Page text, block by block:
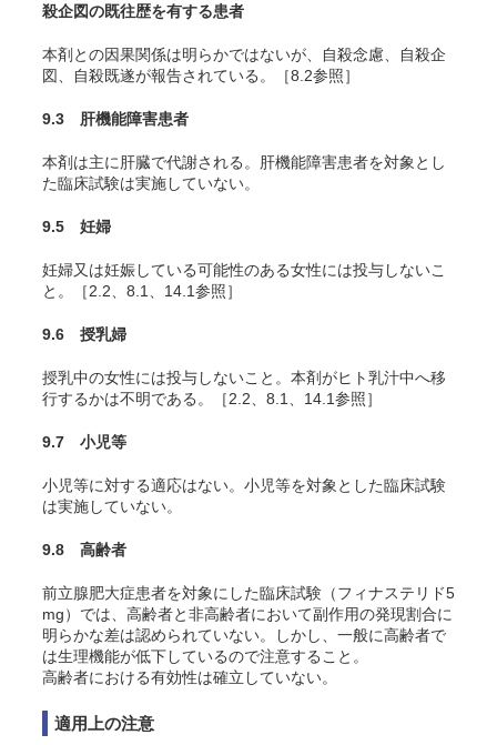
殺企図の既往歴を有する患者
本剤との因果関係は明らかではないが、自殺念慮、自殺企
図、自殺既遂が報告されている。［8.2参照］
9.3 肝機能障害患者
本剤は主に肝臓で代謝される。肝機能障害患者を対象とし
た臨床試験は実施していない。
9.5 妊婦
妊婦又は妊娠している可能性のある女性には投与しないこ
と。［2.2、8.1、14.1参照］
9.6 授乳婦
授乳中の女性には投与しないこと。本剤がヒト乳汁中へ移
行するかは不明である。［2.2、8.1、14.1参照］
9.7 小児等
小児等に対する適応はない。小児等を対象とした臨床試験
は実施していない。
9.8 高齢者
前立腺肥大症患者を対象にした臨床試験（フィナステリド5
mg）では、高齢者と非高齢者において副作用の発現割合に
明らかな差は認められていない。しかし、一般に高齢者で
は生理機能が低下しているので注意すること。
高齢者における有効性は確立していない。
適用上の注意